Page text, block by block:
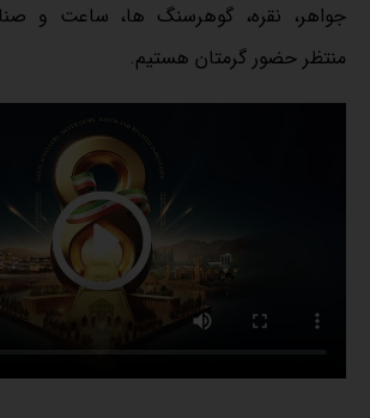
جواهر، نقره، گوهرسنگ ها، ساعت و
منتظر حضور گرمتان هستیم.